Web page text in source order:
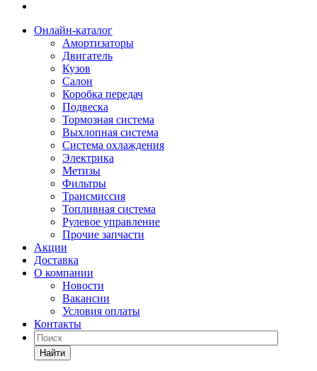
Онлайн-каталог
Амортизаторы
Двигатель
Кузов
Салон
Коробка передач
Подвеска
Тормозная система
Выхлопная система
Система охлаждения
Электрика
Метизы
Фильтры
Трансмиссия
Топливная система
Рулевое управление
Прочие запчасти
Акции
Доставка
О компании
Новости
Вакансии
Условия оплаты
Контакты
Найти